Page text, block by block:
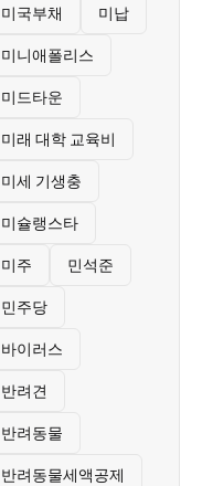
미국부채 미납
미니애폴리스
미드타운
미래 대학 교육비
미세 기생충
미슐랭스타
미주 민석준
민주당
바이러스
반려견
반려동물
반려동물세액공제